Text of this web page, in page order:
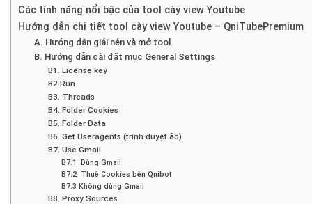
Các tính năng nổi bậc của tool cày view Youtube
Hướng dẫn chi tiết tool cày view Youtube – QniTubePremium
A. Hướng dẫn giải nén và mở tool
B. Hướng dẫn cài đặt mục General Settings
B1. License key
B2.Run
B3. Threads
B4. Folder Cookies
B5. Folder Data
B6. Get Useragents (trình duyệt ảo)
B7. Use Gmail
B7.1 Dùng Gmail
B7.2 Thuê Cookies bên Qnibot
B7.3 Không dùng Gmail
B8. Proxy Sources